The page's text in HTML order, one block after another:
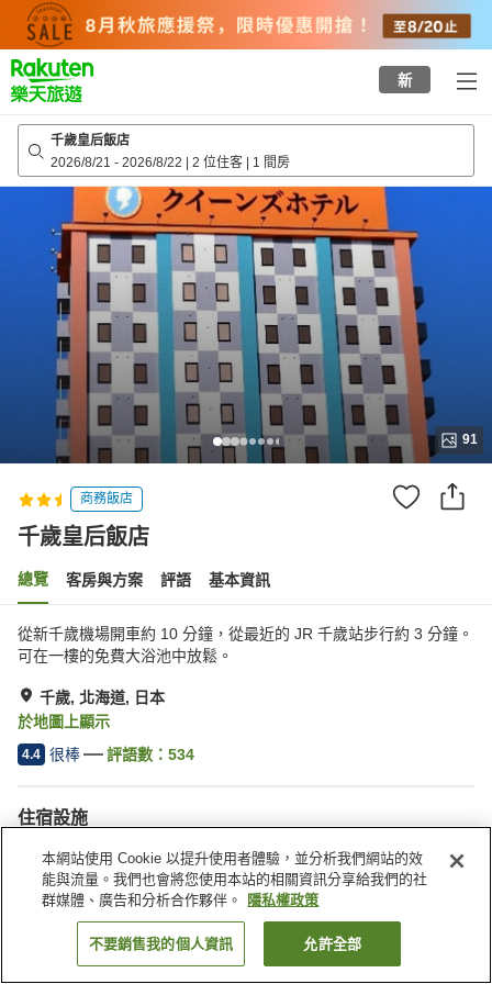
top
page
新
千歲皇后飯店
2026/8/21 - 2026/8/22 | 2 位住客 | 1 間房
91
商務飯店
千歲皇后飯店
總覽 客房與方案 評語 基本資訊
從新千歲機場開車約 10 分鐘，從最近的 JR 千歲站步行約 3 分鐘。
可在一樓的免費大浴池中放鬆。
千歲, 北海道, 日本
於地圖上顯示
4.4 很棒 評語數： 534
住宿設施
停車場
三溫暖
居酒屋區
自動販賣機
找客房
本網站使用 Cookie 以提升使用者體驗，並分析我們網站的效
能與流量。我們也會將您使用本站的相關資訊分享給我們的社
群媒體、廣告和分析合作夥伴。
隱私權政策
不要銷售我的個人資訊 允許全部